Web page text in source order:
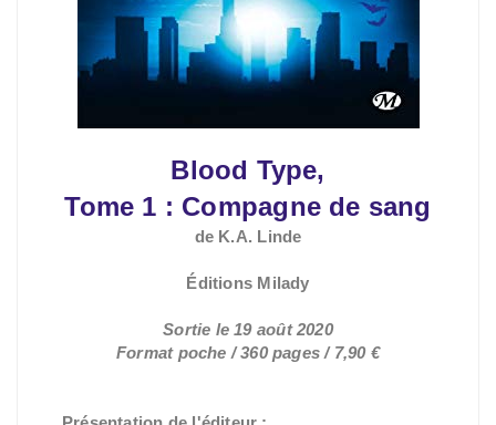
Blood Type,
Tome 1 : Compagne de sang
de K.A. Linde
Éditions Milady
Sortie le 19 août 2020
Format poche / 360 pages / 7,90 €